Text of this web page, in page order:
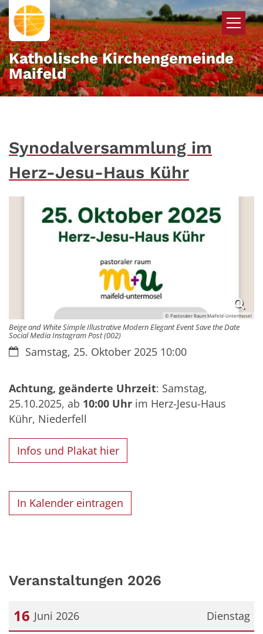
Zum Inhalt springen
Katholische Kirchengemeinde
Maifeld
Synodalversammlung im
Herz-Jesu-Haus Kühr
© Pastoraler Raum Maifeld-Untermosel
Beige and White Simple Illustrative Modern Elegant Event Save the Date
Social Media Instagram Post (002)
Datum:Samstag, 25. Oktober 2025 10:00
Achtung, geänderte Uhrzeit: Samstag,
25.10.2025, ab 10:00 Uhr im Herz-Jesu-Haus
Kühr, Niederfell
Infos und Plakat hier
In Kalender eintragen
Veranstaltungen 2026
Dienstag
16 Juni 2026